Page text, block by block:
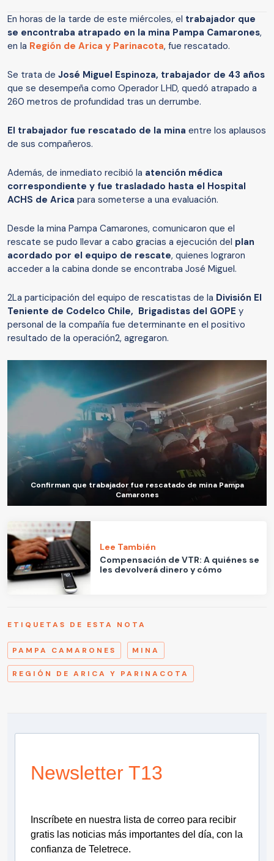
En horas de la tarde de este miércoles, el trabajador que
se encontraba atrapado en la mina Pampa Camarones,
en la Región de Arica y Parinacota, fue rescatado.
Se trata de José Miguel Espinoza, trabajador de 43 años
que se desempeña como Operador LHD, quedó atrapado a
260 metros de profundidad tras un derrumbe.
El trabajador fue rescatado de la mina entre los aplausos
de sus compañeros.
Además, de inmediato recibió la atención médica
correspondiente y fue trasladado hasta el Hospital
ACHS de Arica para someterse a una evaluación.
Desde la mina Pampa Camarones, comunicaron que el
rescate se pudo llevar a cabo gracias a ejecución del plan
acordado por el equipo de rescate, quienes lograron
acceder a la cabina donde se encontraba José Miguel.
2La participación del equipo de rescatistas de la División El
Teniente de Codelco Chile, Brigadistas del GOPE y
personal de la compañía fue determinante en el positivo
resultado de la operación2, agregaron.
Confirman que trabajador fue rescatado de mina Pampa
Camarones
Lee También
Compensación de VTR: A quiénes se
les devolverá dinero y cómo
ETIQUETAS DE ESTA NOTA
PAMPA CAMARONES MINA
REGIÓN DE ARICA Y PARINACOTA
Newsletter T13
Inscríbete en nuestra lista de correo para recibir
gratis las noticias más importantes del día, con la
confianza de Teletrece.